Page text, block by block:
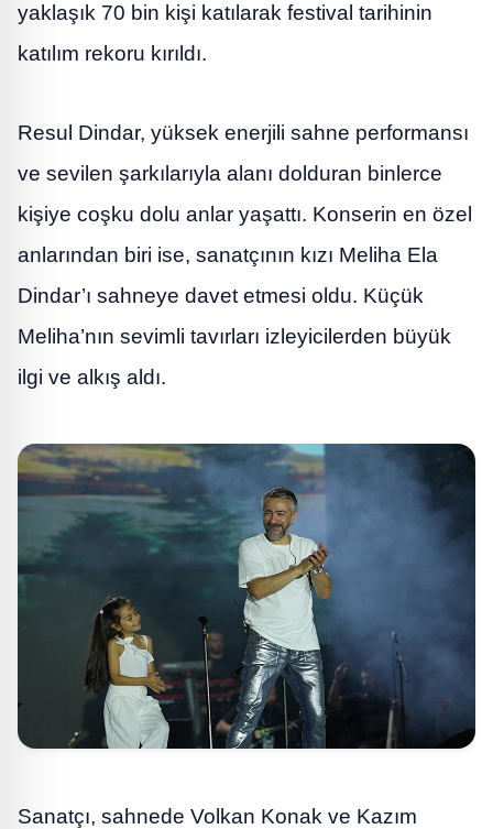
yaklaşık 70 bin kişi katılarak festival tarihinin
katılım rekoru kırıldı.
Resul Dindar, yüksek enerjili sahne performansı
ve sevilen şarkılarıyla alanı dolduran binlerce
kişiye coşku dolu anlar yaşattı. Konserin en özel
anlarından biri ise, sanatçının kızı Meliha Ela
Dindar’ı sahneye davet etmesi oldu. Küçük
Meliha’nın sevimli tavırları izleyicilerden büyük
ilgi ve alkış aldı.
Sanatçı, sahnede Volkan Konak ve Kazım